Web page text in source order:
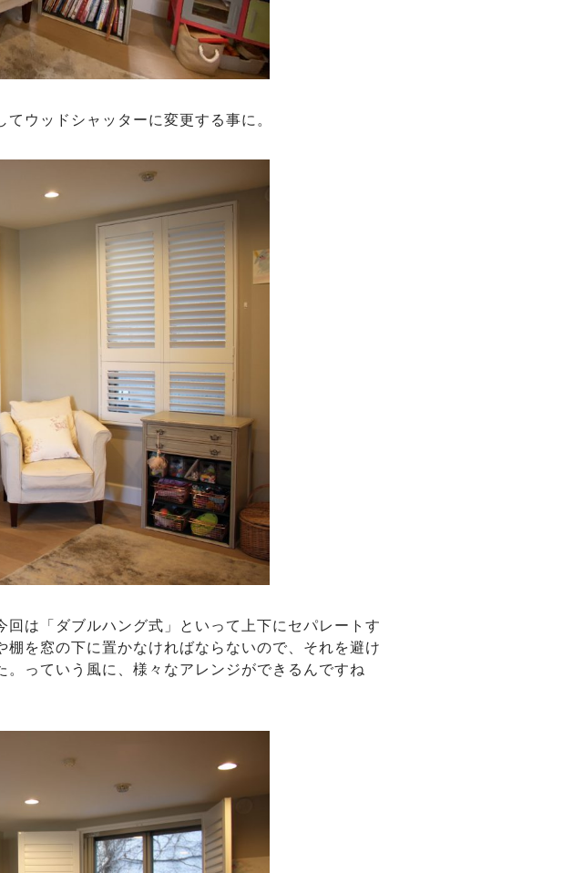
ウッドシャッターに変更する事に。
は「ダブルハング式」といって上下にセパレートす
を窓の下に置かなければならないので、それを避け
っていう風に、様々なアレンジができるんですね